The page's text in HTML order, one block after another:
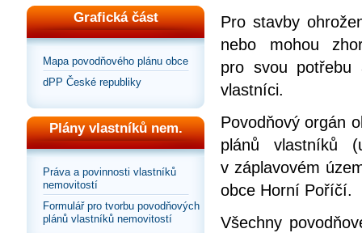
Grafická část
Mapa povodňového plánu obce
dPP České republiky
Plány vlastníků nem.
Práva a povinnosti vlastníků
nemovitostí
Formulář pro tvorbu povodňových
plánů vlastníků nemovitostí
Pro stavby
nebo mohou
pro svou potřebu
vlastníci.
Povodňový orgán
plánů vlastníků
v záplavovém
obce Horní Poříčí.
Všechny